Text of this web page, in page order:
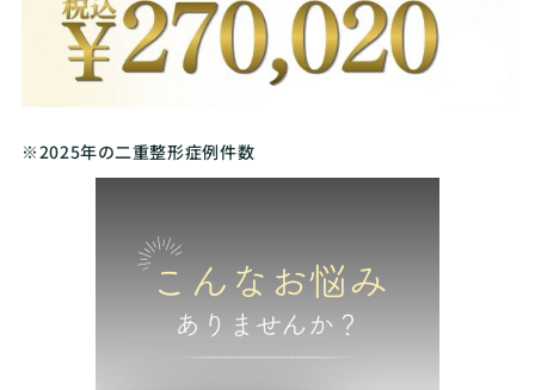
※2025年の二重整形症例件数